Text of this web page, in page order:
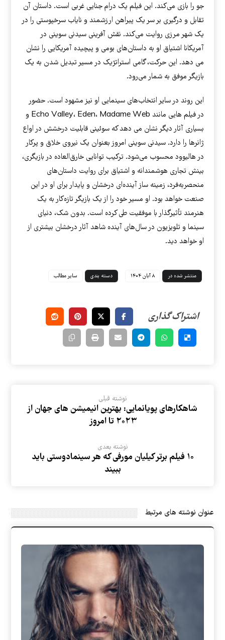
جو را بازی می‌کند. این فیلم یک درام جنایی غربی است. داستان آن
تقابل و درگیری بر سر یک پیراهن ارزشمند و نایاب سرخپوستی را در
یک شهر مرزی روایت می‌کند. نقش آفرینی سیدنی سوینی در
آمریکانا اشتیاق او به داستان‌های بومی و پیچیده آمریکایی را نشان
می دهد. این حرکت، گامی استراتژیک در مسیر تبدیل شدن به یک
بازیگر موفق به شمار می‌رود.
این روند در سایر انتخاب‌های سینمایی او نیز مشهود است. حضور
در فیلم هایی مانند Echo Valley، Eden، Madame Web و
بسیاری آثار دیگر نشان می دهد که سوئینی قابلیت درخشش در اواع
ژانرها را دارد. سیدنی سوینی امروز بعنوان یک نیروی خلاق و پرکار
در هالیوود محسوب می‌شود. ترکیب توانایی خارق‌العاده در بازیگری،
بینش تجاری هوشمندانه و اشتیاق برای روایت داستان‌های
منحصربه‌فرد، زمینه ساز آینده‌ای درخشان و پایدار برای او در این
صنعت خواهد بود. او مسیر خود را از یک بازیگر تازه‌کار به یک
هنرمند تأثیرگذار با موفقیت طی کرده است. بدون شک، دنیای
سینما و تلویزیون در سال‌های آینده شاهد آثار درخشان بیشتری از
او خواهد دید.
منتشر شده در ۸ آبان ۱۴۰۴ دسته بندی سایر مطالب
نوشته قبلی
شاهکارهای پویانمایی: بهترین انیمیشن های جهان از
۲۰۲۳ تا امروز
نوشته بعدی
۱۰ فیلم برتر کیلیان مورفی که هر سینمادوستی باید
ببیند
عنوان ‫نوشته های مرتبط